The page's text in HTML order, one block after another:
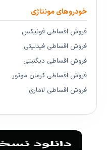
خودروهای مونتاژی
فروش اقساطی فونیکس
فروش اقساطی فیدلیتی
فروش اقساطی دیگنیتی
فروش اقساطی کرمان موتور
فروش اقساطی لاماری